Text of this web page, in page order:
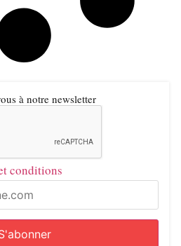
à notre newsletter
conditions